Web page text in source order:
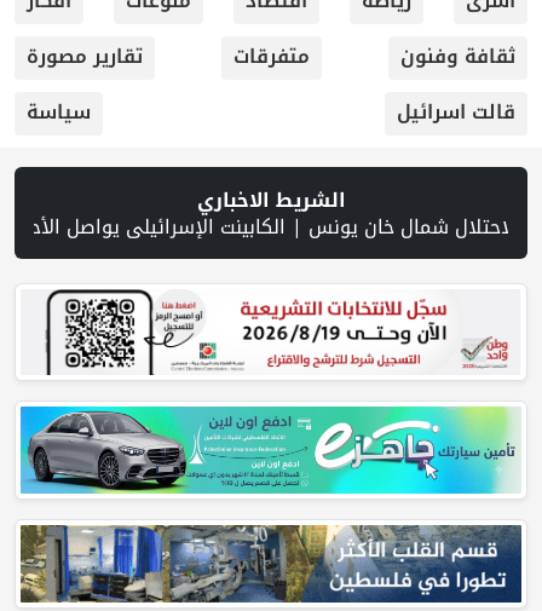
ثقافة وفنون
متفرقات
تقارير مصورة
قالت اسرائيل
سياسة
الشريط الاخباري